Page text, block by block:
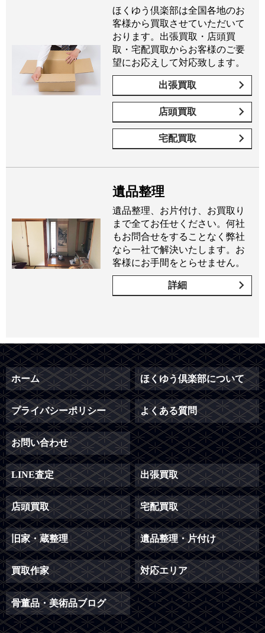
ほくゆう倶楽部は全国各地のお
客様から買取させていただいて
おります。出張買取・店頭買
取・宅配買取からお客様のご要
望にお応えして対応致します。
出張買取
店頭買取
宅配買取
遺品整理
遺品整理、お片付け、お買取り
まで全てお任せください。何社
もお問合せをすることなく弊社
なら一社で解決いたします。お
客様にお手間をとらせません。
詳細
ホーム ほくゆう倶楽部について
プライバシーポリシー よくある質問
お問い合わせ
LINE査定 出張買取
店頭買取 宅配買取
旧家・蔵整理 遺品整理・片付け
買取作家 対応エリア
骨董品・美術品ブログ